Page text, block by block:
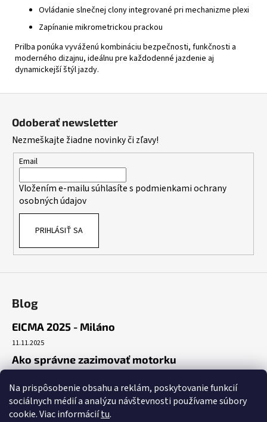
Na prispôsobenie obsahu a reklám, poskytovanie funkcií
sociálnych médií a analýzu návštevnosti používame súbory
cookie. Viac informáciítu.
Ovládanie slnečnej clony integrované pri mechanizme plexi
Zapínanie mikrometrickou prackou
Prilba ponúka vyváženú kombináciu bezpečnosti, funkčnosti a
moderného dizajnu, ideálnu pre každodenné jazdenie aj
dynamickejší štýl jazdy.
Odoberať newsletter
Nezmeškajte žiadne novinky či zľavy!
Email
Vložením e-mailu súhlasíte s podmienkami ochrany
osobných údajov
PRIHLÁSIŤ SA
Blog
EICMA 2025 - Miláno
11.11.2025
Ako správne zazimovať motorku
Začiatok cesty
19.10.2025